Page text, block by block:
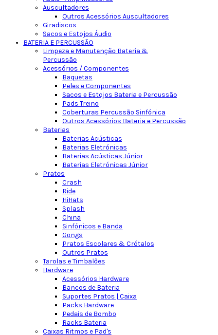
Auscultadores
Outros Acessórios Auscultadores
Giradiscos
Sacos e Estojos Áudio
BATERIA E PERCUSSÃO
Limpeza e Manutenção Bateria &
Percussão
Acessórios / Componentes
Baquetas
Peles e Componentes
Sacos e Estojos Bateria e Percussão
Pads Treino
Coberturas Percussão Sinfónica
Outros Acessórios Bateria e Percussão
Baterias
Baterias Acústicas
Baterias Eletrónicas
Baterias Acústicas Júnior
Baterias Eletrónicas Júnior
Pratos
Crash
Ride
HiHats
Splash
China
Sinfónicos e Banda
Gongs
Pratos Escolares & Crótalos
Outros Pratos
Tarolas e Timbalões
Hardware
Acessórios Hardware
Bancos de Bateria
Suportes Pratos | Caixa
Packs Hardware
Pedais de Bombo
Racks Bateria
Caixas Ritmos e Pad's